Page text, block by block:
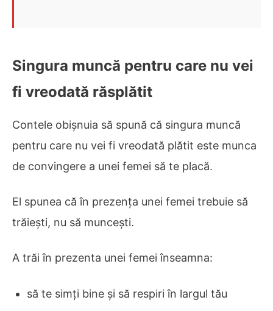
Singura muncă pentru care nu vei
fi vreodată răsplătit
Contele obișnuia să spună că singura muncă
pentru care nu vei fi vreodată plătit este munca
de convingere a unei femei să te placă.
El spunea că în prezența unei femei trebuie să
trăiești, nu să muncești.
A trăi în prezenta unei femei înseamna:
să te simți bine și să respiri în largul tău